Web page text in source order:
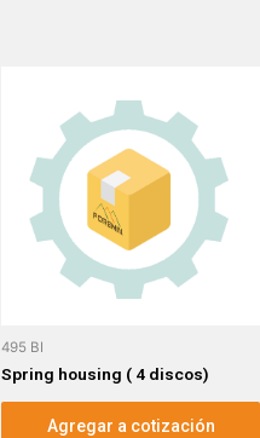
495 BI
Spring housing ( 4 discos)
Agregar a cotización